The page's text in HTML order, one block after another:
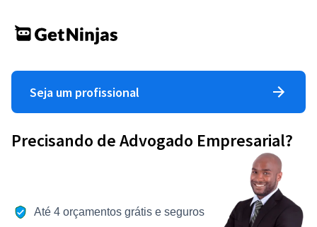
Seja um profissional
Precisando de Advogado Empresarial?
Até 4 orçamentos grátis e seguros